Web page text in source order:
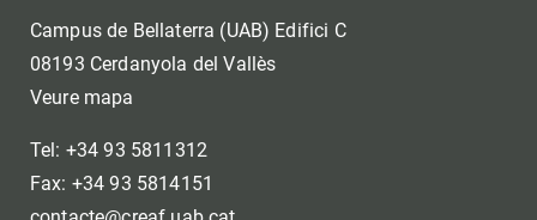
Campus de Bellaterra (UAB) Edifici C
08193 Cerdanyola del Vallès
Veure mapa
Tel: +34 93 5811312
Fax: +34 93 5814151